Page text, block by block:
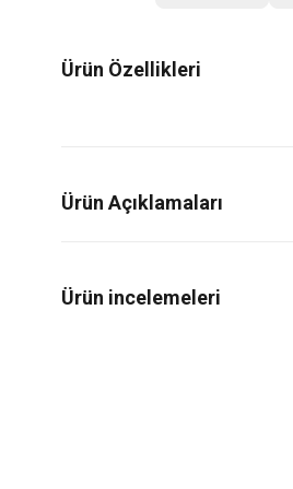
Ürün Özellikleri
Ürün Açıklamaları